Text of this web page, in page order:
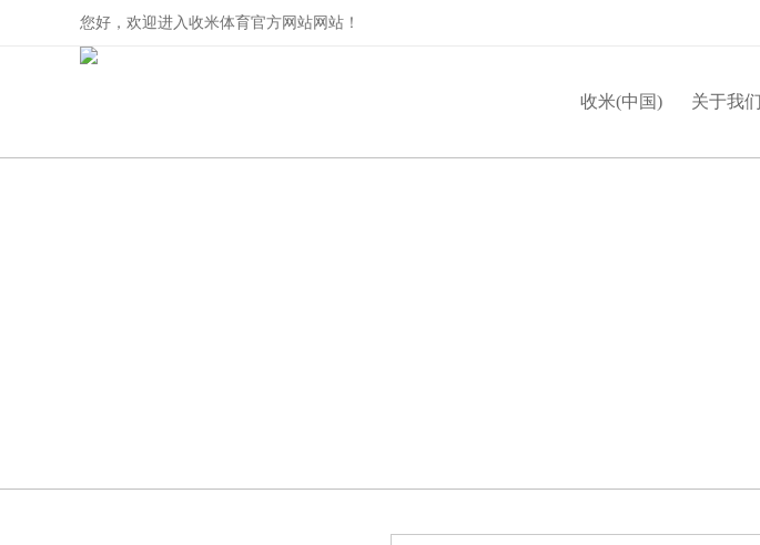
您好，欢迎进入收米体育官方网站网站！
收米(中国) 关于我们